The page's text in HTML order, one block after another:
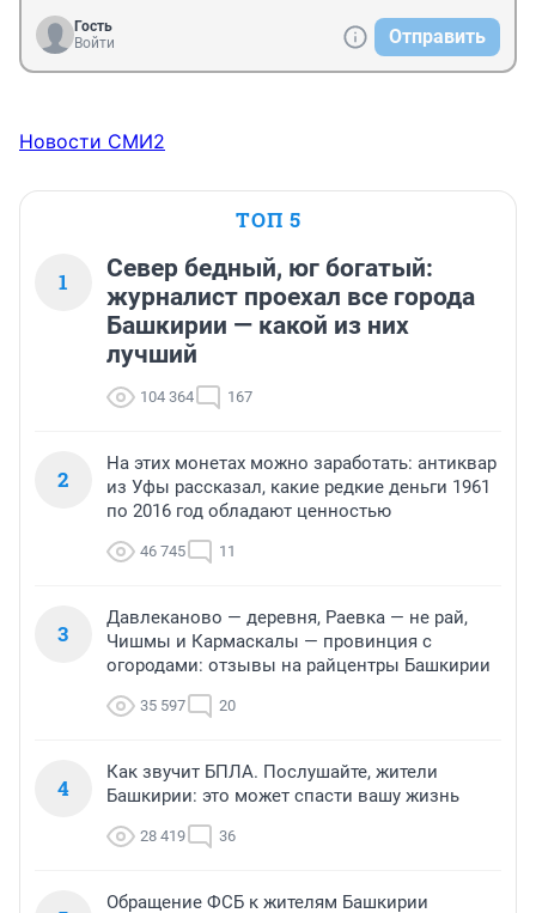
Гость
Войти
Отправить
Новости СМИ2
ТОП 5
1
Север бедный, юг богатый:
журналист проехал все города
Башкирии — какой из них
лучший
104 364 167
2
На этих монетах можно заработать: антиквар
из Уфы рассказал, какие редкие деньги 1961
по 2016 год обладают ценностью
46 745 11
3
Давлеканово — деревня, Раевка — не рай,
Чишмы и Кармаскалы — провинция с
огородами: отзывы на райцентры Башкирии
35 597 20
4
Как звучит БПЛА. Послушайте, жители
Башкирии: это может спасти вашу жизнь
28 419 36
Обращение ФСБ к жителям Башкирии